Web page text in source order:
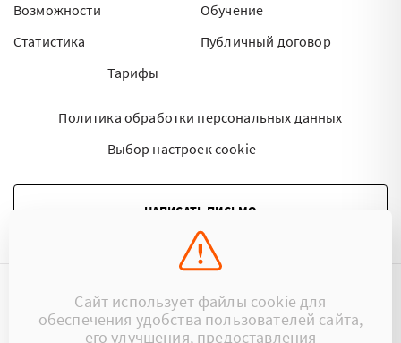
Возможности
Статистика
Тарифы
Обучение
Публичный договор
Политика обработки персональных данных
Выбор настроек cookie
НАПИСАТЬ ПИСЬМО
©2015 - 2026 Kartoteka.by Все права защищены.
Сайт использует файлы cookie для
обеспечения удобства пользователей сайта,
его улучшения, предоставления